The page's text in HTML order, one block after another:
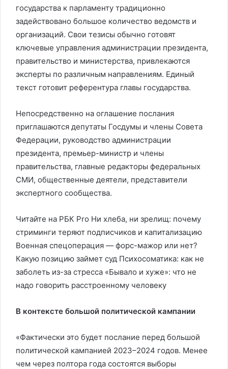
государства к парламенту традиционно
задействовано большое количество ведомств и
организаций. Свои тезисы обычно готовят
ключевые управления администрации президента,
правительство и министерства, привлекаются
эксперты по различным направлениям. Единый
текст готовит референтура главы государства.
Непосредственно на оглашение послания
приглашаются депутаты Госдумы и члены Совета
Федерации, руководство администрации
президента, премьер-министр и члены
правительства, главные редакторы федеральных
СМИ, общественные деятели, представители
экспертного сообщества.
Читайте на РБК Pro Ни хлеба, ни зрелищ: почему
стриминги теряют подписчиков и капитализацию
Военная спецоперация — форс-мажор или нет?
Какую позицию займет суд Психосоматика: как не
заболеть из-за стресса «Бывало и хуже»: что не
надо говорить расстроенному человеку
В контексте большой политической кампании
«Фактически это будет послание перед большой
политической кампанией 2023–2024 годов. Менее
чем через полтора года состоятся выборы